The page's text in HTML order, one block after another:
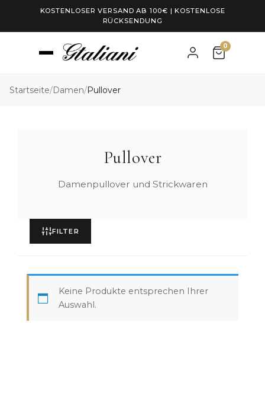
KOSTENLOSER VERSAND AB 100€ | KOSTENLOSE
RÜCKSENDUNG
0
Startseite/Damen/Pullover
Pullover
Damenpullover und Strickwaren
FILTER
Keine Produkte entsprechen Ihrer
Auswahl.